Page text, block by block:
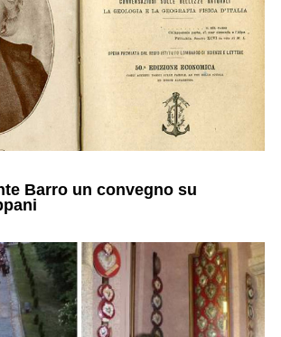
Barro un convegno su